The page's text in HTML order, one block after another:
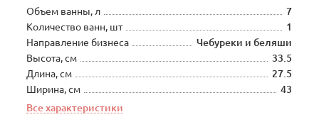
Объем ванны, л
7
Количество ванн, шт
1
Направление бизнеса
Чебуреки и беляши
Высота, см
33.5
Длина, см
27.5
Ширина, см
43
Все характеристики